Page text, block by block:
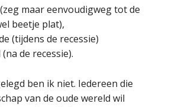
(zeg maar eenvoudigweg tot de
beetje plat),
(tijdens de recessie)
de recessie).
ben ik niet. Iedereen die
van de oude wereld wil